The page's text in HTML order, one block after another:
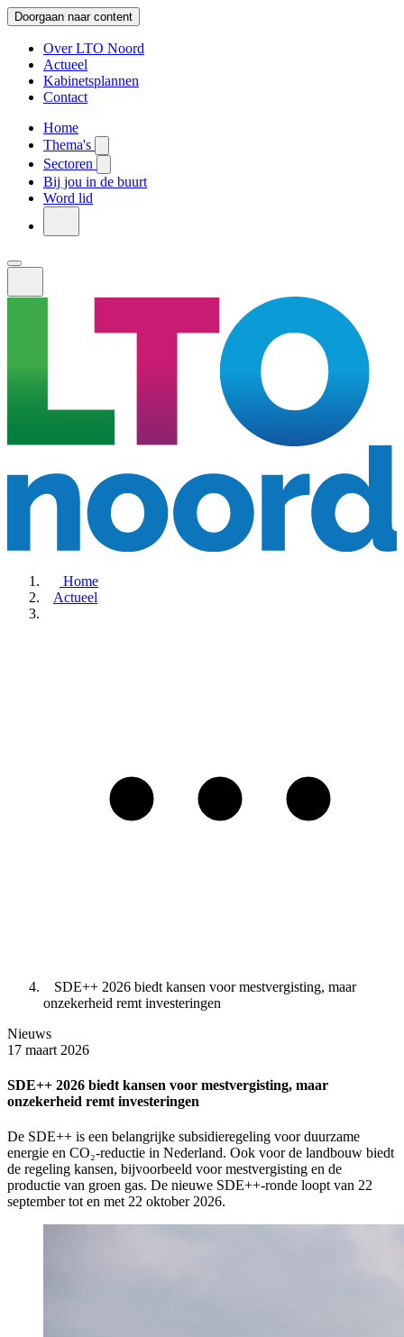
Doorgaan naar content
Over LTO Noord
Actueel
Kabinetsplannen
Contact
Home
Thema's
Sectoren
Bij jou in de buurt
Word lid
Home
Actueel
SDE++ 2026 biedt kansen voor mestvergisting, maar
onzekerheid remt investeringen
Nieuws
17 maart 2026
SDE++ 2026 biedt kansen voor mestvergisting, maar
onzekerheid remt investeringen
De SDE++ is een belangrijke subsidieregeling voor duurzame
energie en CO₂-reductie in Nederland. Ook voor de landbouw biedt
de regeling kansen, bijvoorbeeld voor mestvergisting en de
productie van groen gas. De nieuwe SDE++-ronde loopt van 22
september tot en met 22 oktober 2026.